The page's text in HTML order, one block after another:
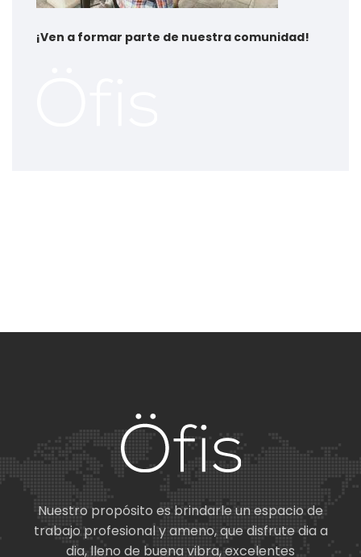
¡Ven a formar parte de nuestra comunidad!
Nuestro propósito es brindarle un espacio de
trabajo profesional y ameno, que disfrute dia a
dia, lleno de buena vibra, excelentes